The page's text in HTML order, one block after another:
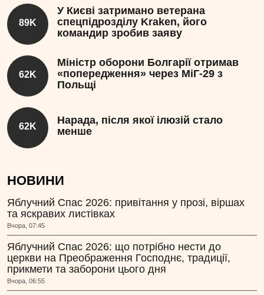
89K
У Києві затримано ветерана
спецпідрозділу Kraken, його
командир зробив заяву
62K
Міністр оборони Болгарії отримав
«попередження» через МіГ-29 з
Польщі
62K
Нарада, після якої ілюзій стало
менше
НОВИНИ
Яблучний Спас 2026: привітання у прозі, віршах
та яскравих листівках
Вчора, 07:45
Яблучний Спас 2026: що потрібно нести до
церкви на Преображення Господнє, традиції,
прикмети та заборони цього дня
Вчора, 06:55